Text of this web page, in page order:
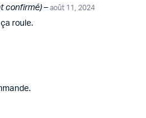
confirmé) – août 11, 2024
roule.